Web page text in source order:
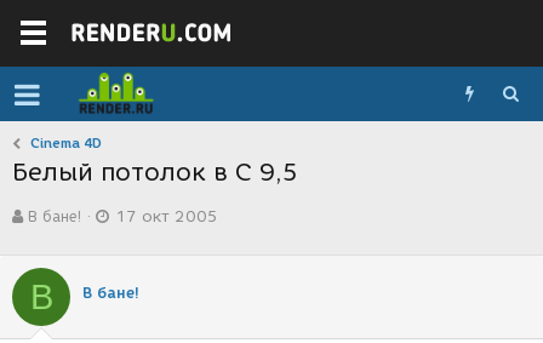
Cinema 4D
Белый потолок в С 9,5
в
о
р
т
е
В бане!
а
с
17 окт 2005
В В бане!